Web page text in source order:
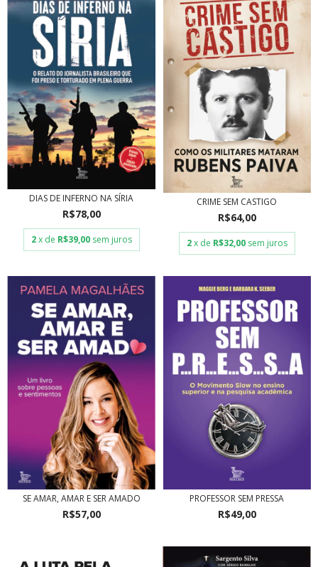
DIAS DE INFERNO NA SÍRIA
R$78,00
2 x de R$39,00 sem juros
CRIME SEM CASTIGO
R$64,00
2 x de R$32,00 sem juros
SE AMAR, AMAR E SER AMADO
R$57,00
PROFESSOR SEM PRESSA
R$49,00